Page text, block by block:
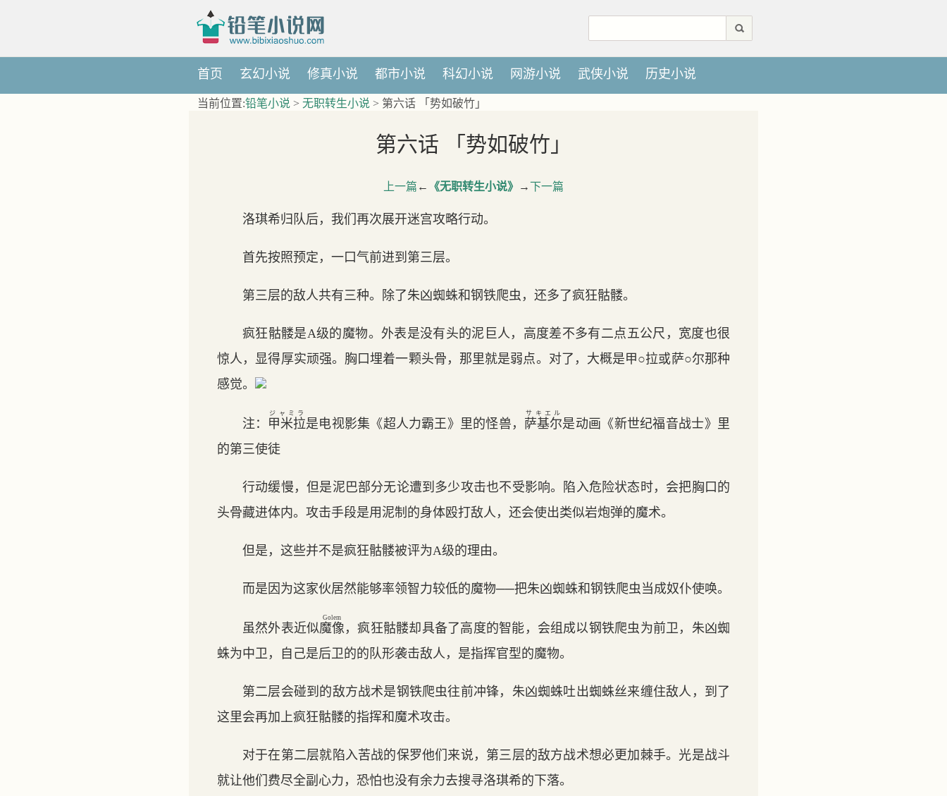
首页 玄幻小说 修真小说 都市小说 科幻小说 网游小说 武侠小说 历史小说
当前位置:铅笔小说 > 无职转生小说 > 第六话 「势如破竹」
第六话 「势如破竹」
上一篇 ← 《无职转生小说》 →下一篇
洛琪希归队后，我们再次展开迷宫攻略行动。
首先按照预定，一口气前进到第三层。
第三层的敌人共有三种。除了朱凶蜘蛛和钢铁爬虫，还多了疯狂骷髅。
疯狂骷髅是A级的魔物。外表是没有头的泥巨人，高度差不多有二点五公尺，宽度也很
惊人，显得厚实顽强。胸口埋着一颗头骨，那里就是弱点。对了，大概是甲○拉或萨○尔那种
感觉。
注： 甲米拉
ジャミラ
是电视影集《超人力霸王》里的怪兽， 萨基尔
サキエル
是动画《新世纪福音战士》里
的第三使徒
行动缓慢，但是泥巴部分无论遭到多少攻击也不受影响。陷入危险状态时，会把胸口的
头骨藏进体内。攻击手段是用泥制的身体殴打敌人，还会使出类似岩炮弹的魔术。
但是，这些并不是疯狂骷髅被评为A级的理由。
而是因为这家伙居然能够率领智力较低的魔物──把朱凶蜘蛛和钢铁爬虫当成奴仆使唤。
虽然外表近似魔像
Golem
，疯狂骷髅却具备了高度的智能，会组成以钢铁爬虫为前卫，朱凶蜘
蛛为中卫，自己是后卫的的队形袭击敌人，是指挥官型的魔物。
第二层会碰到的敌方战术是钢铁爬虫往前冲锋，朱凶蜘蛛吐出蜘蛛丝来缠住敌人，到了
这里会再加上疯狂骷髅的指挥和魔术攻击。
对于在第二层就陷入苦战的保罗他们来说，第三层的敌方战术想必更加棘手。光是战斗
就让他们费尽全副心力，恐怕也没有余力去搜寻洛琪希的下落。